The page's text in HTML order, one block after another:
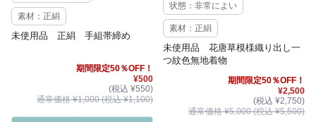
素材：正絹
未使用品 正絹 手組帯締め
期間限定50％OFF！
¥500
(税込 ¥550)
通常価格 ¥1,000 (税込 ¥1,100)
状態：非常によい
素材：正絹
未使用品 花唐草模様織り出し一
つ紋色無地着物
期間限定50％OFF！
¥2,500
(税込 ¥2,750)
通常価格 ¥5,000 (税込 ¥5,500)